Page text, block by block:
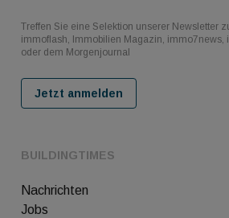
BUILDINGTIMES
Nachrichten
Jobs
Treffen Sie eine Selektion unserer Newsletter
immoflash, Immobilien Magazin, immo7news,
oder dem Morgenjournal
Jetzt anmelden